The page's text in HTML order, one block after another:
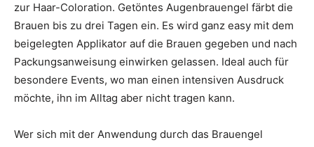
zur Haar-Coloration. Getöntes Augenbrauengel färbt die
Brauen bis zu drei Tagen ein. Es wird ganz easy mit dem
beigelegten Applikator auf die Brauen gegeben und nach
Packungsanweisung einwirken gelassen. Ideal auch für
besondere Events, wo man einen intensiven Ausdruck
möchte, ihn im Alltag aber nicht tragen kann.
Wer sich mit der Anwendung durch das Brauengel